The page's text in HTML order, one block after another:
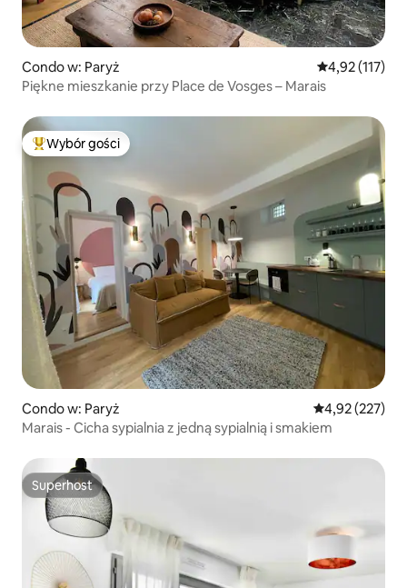
Condo w: Paryż Średnia
4,92 (117)
Piękne mieszkanie przy Place de Vosges – Marais
Najpopularniejsze z kategorii Wybór gości
Wybór gości
Condo w: Paryż Średnia
4,92 (227)
Marais - Cicha sypialnia z jedną sypialnią i smakiem
Superhost
Superhost